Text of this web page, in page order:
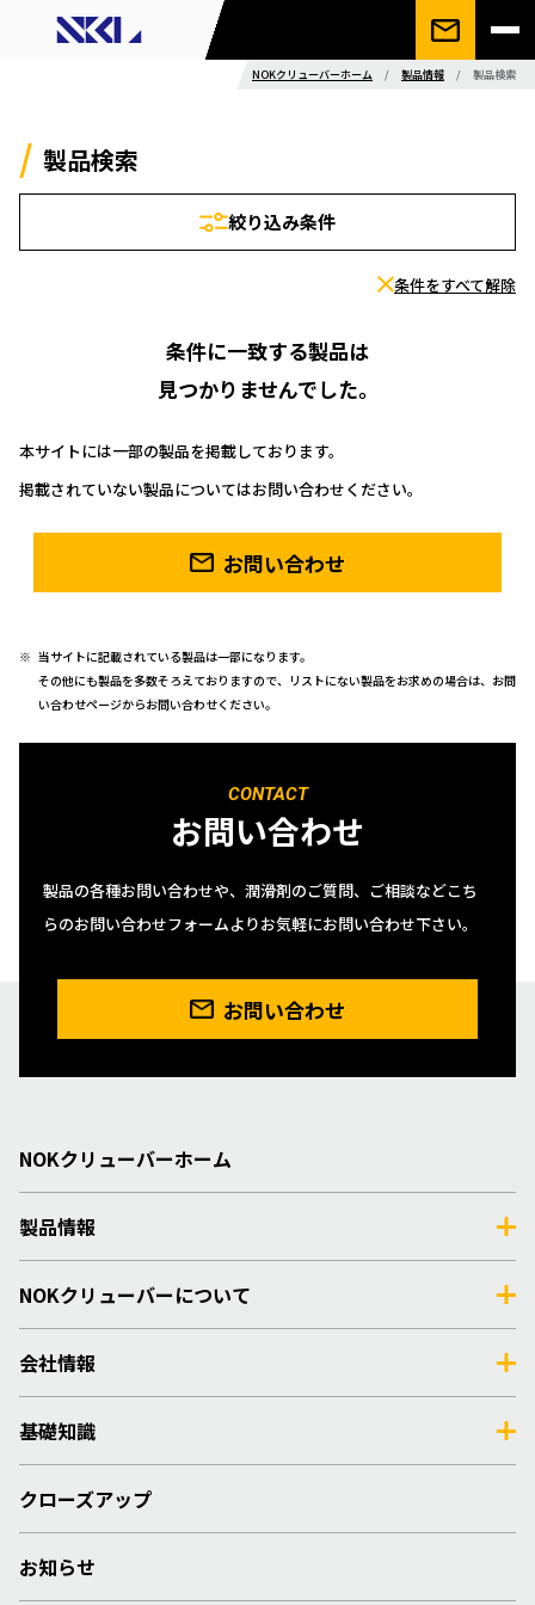
NOKクリューバーホーム / 製品情報 / 製品検索
製品検索
絞り込み条件
条件をすべて解除
条件に一致する製品は
見つかりませんでした。
本サイトには一部の製品を掲載しております。
掲載されていない製品についてはお問い合わせください。
お問い合わせ
当サイトに記載されている製品は一部になります。
その他にも製品を多数そろえておりますので、リストにない製品をお求めの場合は、お問
い合わせページからお問い合わせください。
CONTACT
お問い合わせ
製品の各種お問い合わせや、潤滑剤のご質問、ご相談などこち
らのお問い合わせフォームよりお気軽にお問い合わせ下さい。
お問い合わせ
NOKクリューバーホーム
製品情報
NOKクリューバーについて
会社情報
基礎知識
クローズアップ
お知らせ